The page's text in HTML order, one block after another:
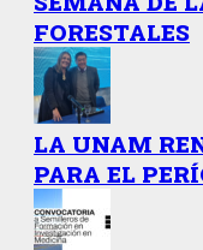
FORESTALES
LA UNAM
PARA EL